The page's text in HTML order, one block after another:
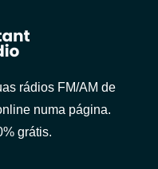
rádios FM/AM de
numa página.
grátis.